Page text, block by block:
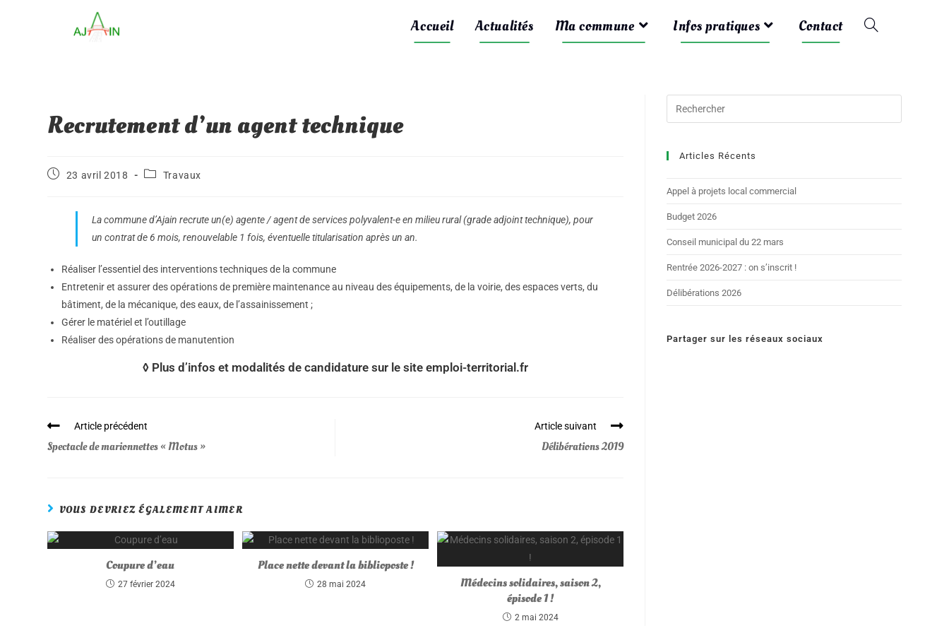
Accueil Actualités Ma commune Infos pratiques Contact
Recrutement d’un agent technique
23 avril 2018 Travaux
La commune d’Ajain recrute un(e) agente / agent de services polyvalent-e en milieu rural (grade adjoint technique), pour
un contrat de 6 mois, renouvelable 1 fois, éventuelle titularisation après un an.
Réaliser l’essentiel des interventions techniques de la commune
Entretenir et assurer des opérations de première maintenance au niveau des équipements, de la voirie, des espaces verts, du
bâtiment, de la mécanique, des eaux, de l’assainissement ;
Gérer le matériel et l’outillage
Réaliser des opérations de manutention
◊ Plus d’infos et modalités de candidature sur le site emploi-territorial.fr
Article précédent
Spectacle de marionnettes « Motus »
Article suivant
Délibérations 2019
VOUS DEVRIEZ ÉGALEMENT AIMER
Coupure d’eau
27 février 2024
Place nette devant la biblioposte !
28 mai 2024
Médecins solidaires, saison 2,
épisode 1 !
2 mai 2024
Articles Récents
Appel à projets local commercial
Budget 2026
Conseil municipal du 22 mars
Rentrée 2026-2027 : on s’inscrit !
Délibérations 2026
Partager sur les réseaux sociaux